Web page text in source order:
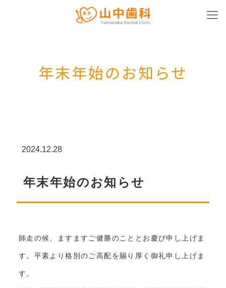
年末年始のお知らせ
年末年始のお知らせ
2024.12.28
師走の候、ますますご健勝のこととお慶び申し上げま
す。平素より格別のご高配を賜り厚く御礼申し上げま
す。